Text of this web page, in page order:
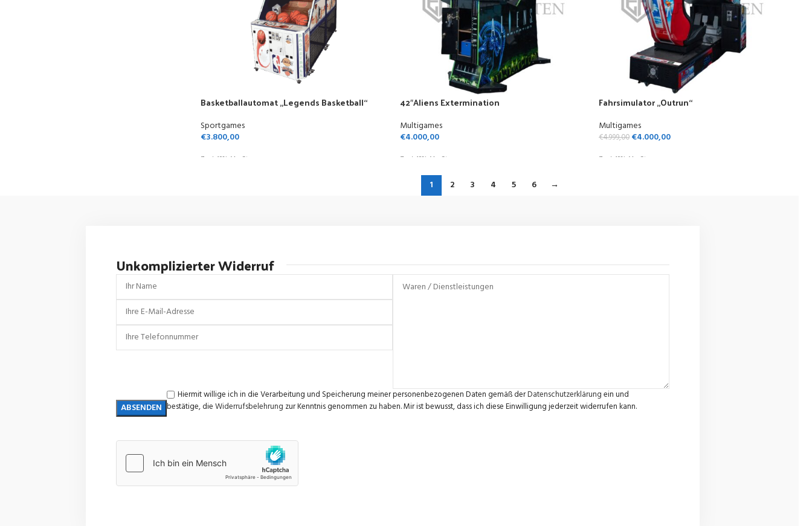
Basketballautomat „Legends Basketball“
Sportgames
€3.800,00
Zzgl. 19% MwSt.
42″Aliens Extermination
Multigames
€4.000,00
Zzgl. 19% MwSt.
Fahrsimulator „Outrun“
Multigames
€4.999,00 €4.000,00
Zzgl. 19% MwSt.
1 2 3 4 5 6 →
Unkomplizierter Widerruf
Hiermit willige ich in die Verarbeitung und Speicherung meiner personenbezogenen Daten gemäß derDatenschutzerklärungein und
bestätige, dieWiderrufsbelehrung zur Kenntnis genommen zu haben. Mir ist bewusst, dass ich diese Einwilligung jederzeit widerrufen kann.